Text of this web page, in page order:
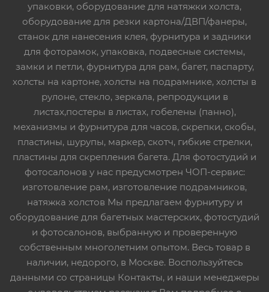
упаковки, оборудование для натяжки холста,
оборудование для резки картона/ДВП/фанеры,
станок для нанесения клея, фурнитура и задники
для фоторамок, упаковка, подвесные системы,
замки и петли, фурнитура для рам, багет, паспарту,
холсты на картоне, холсты на подрамнике, холсты в
рулоне, стекло, зеркала, репродукции в
листах,постеры в листах, гобелены (панно),
механизмы и фурнитура для часов, скрепки, скобы,
пластины, шурупы, маркер, скотч, гибкие стрелки,
пластины для скрепления багета. Для фотостудий и
фотосалонов у нас предусмотрен ЧОП-сервис:
изготовление рам, изготовление подрамников,
натяжка холстов Мы предлагаем фурнитуру и
оборудование для багетных мастерских, фотостудий
и фотосалонов, выбранную и проверенную
собственным многолетним опытом. Весь товар в
наличии, недорого, в Москве. Воспользуйтесь
данными со страницы Контакты, и наши менеджеры